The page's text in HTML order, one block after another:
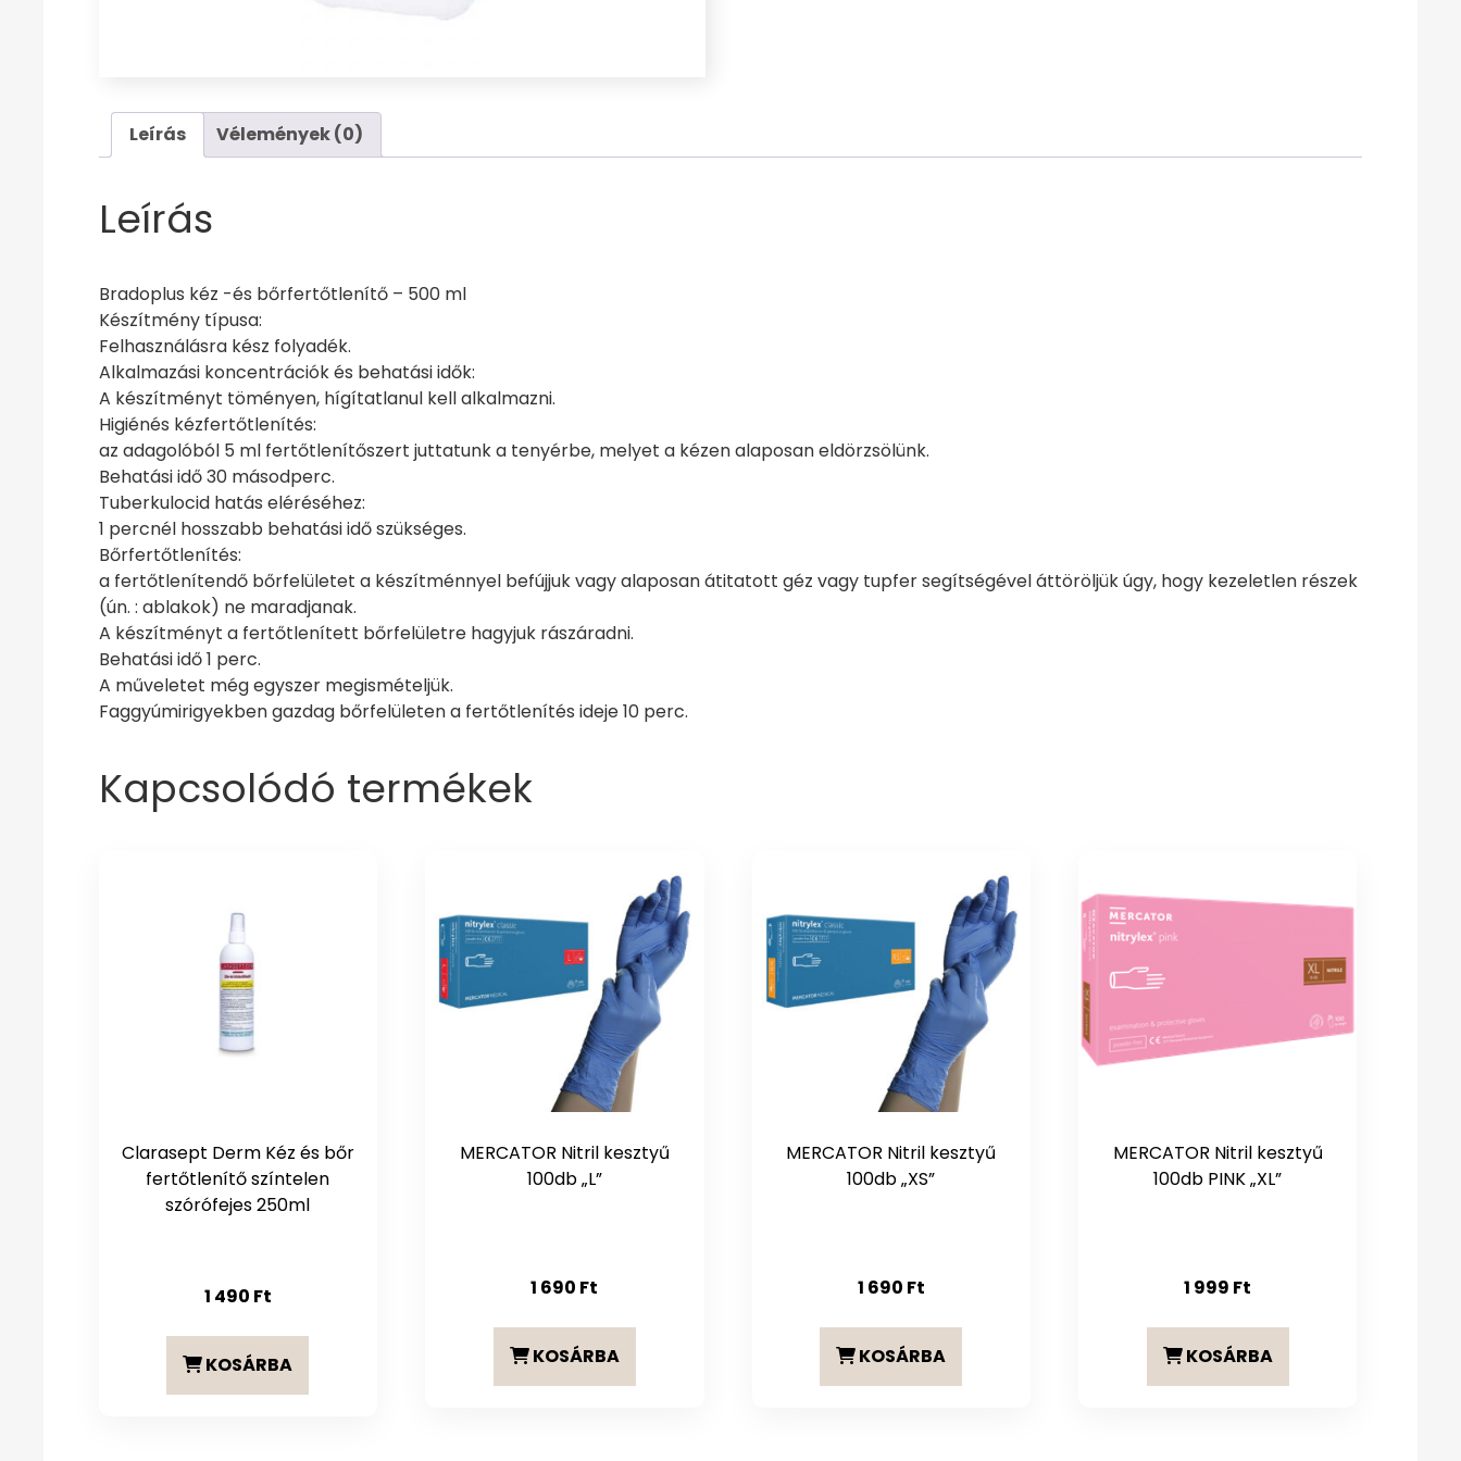
Leírás Vélemények (0)
Leírás
Bradoplus kéz -és bőrfertőtlenítő – 500 ml
Készítmény típusa:
Felhasználásra kész folyadék.
Alkalmazási koncentrációk és behatási idők:
A készítményt töményen, hígítatlanul kell alkalmazni.
Higiénés kézfertőtlenítés:
az adagolóból 5 ml fertőtlenítőszert juttatunk a tenyérbe, melyet a kézen alaposan eldörzsölünk.
Behatási idő 30 másodperc.
Tuberkulocid hatás eléréséhez:
1 percnél hosszabb behatási idő szükséges.
Bőrfertőtlenítés:
a fertőtlenítendő bőrfelületet a készítménnyel befújjuk vagy alaposan átitatott géz vagy tupfer segítségével áttöröljük úgy, hogy kezeletlen részek
(ún. : ablakok) ne maradjanak.
A készítményt a fertőtlenített bőrfelületre hagyjuk rászáradni.
Behatási idő 1 perc.
A műveletet még egyszer megismételjük.
Faggyúmirigyekben gazdag bőrfelületen a fertőtlenítés ideje 10 perc.
Kapcsolódó termékek
Clarasept Derm Kéz és bőr
fertőtlenítő színtelen
szórófejes 250ml
1 490 Ft
KOSÁRBA
MERCATOR Nitril kesztyű
100db „L”
1 690 Ft
KOSÁRBA
MERCATOR Nitril kesztyű
100db „XS”
1 690 Ft
KOSÁRBA
MERCATOR Nitril kesztyű
100db PINK „XL”
1 999 Ft
KOSÁRBA